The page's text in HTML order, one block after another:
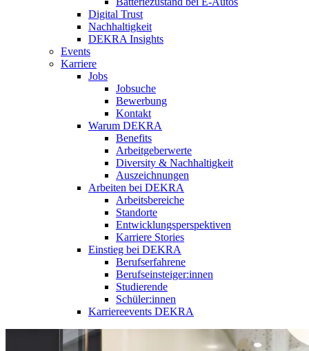
Digital Trust
Nachhaltigkeit
DEKRA Insights
Events
Karriere
Jobs
Jobsuche
Bewerbung
Kontakt
Warum DEKRA
Benefits
Arbeitgeberwerte
Diversity & Nachhaltigkeit
Auszeichnungen
Arbeiten bei DEKRA
Arbeitsbereiche
Standorte
Entwicklungsperspektiven
Karriere Stories
Einstieg bei DEKRA
Berufserfahrene
Berufseinsteiger:innen
Studierende
Schüler:innen
Karriereevents DEKRA